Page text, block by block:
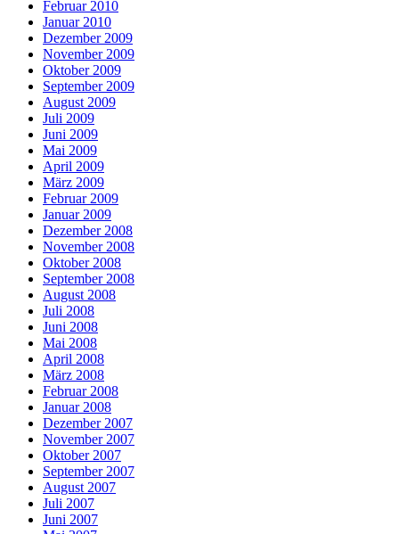
Februar 2010
Januar 2010
Dezember 2009
November 2009
Oktober 2009
September 2009
August 2009
Juli 2009
Juni 2009
Mai 2009
April 2009
März 2009
Februar 2009
Januar 2009
Dezember 2008
November 2008
Oktober 2008
September 2008
August 2008
Juli 2008
Juni 2008
Mai 2008
April 2008
März 2008
Februar 2008
Januar 2008
Dezember 2007
November 2007
Oktober 2007
September 2007
August 2007
Juli 2007
Juni 2007